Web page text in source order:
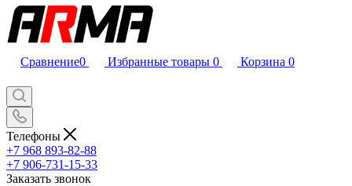
Сравнение0 Избранные товары 0 Корзина 0
Телефоны
+7 968 893-82-88
+7 906-731-15-33
Заказать звонок